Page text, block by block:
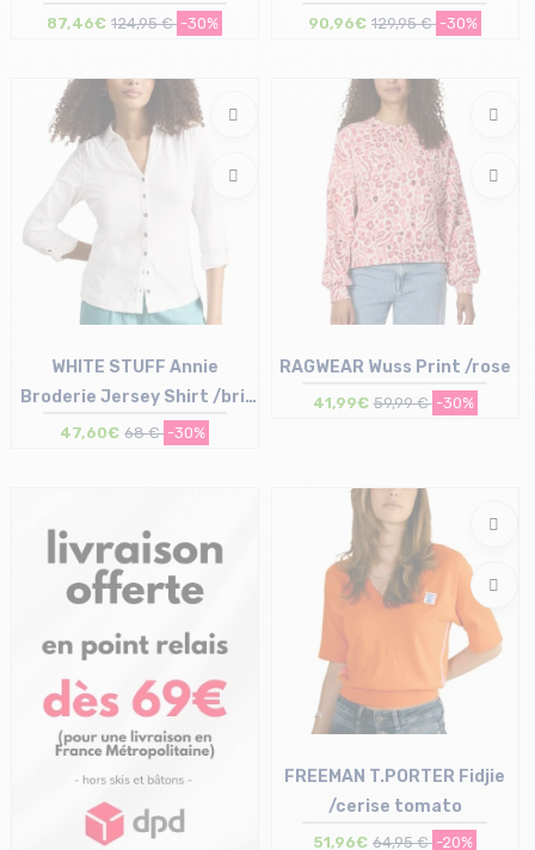
26 | 27 | 29 | 31
87,46€ 124,95 € -30%
25 | 26 | 27
90,96€ 129,95 € -30%
WHITE STUFF Annie
Broderie Jersey Shirt /bril
blanc
47,60€ 68 € -30%
M
RAGWEAR Wuss Print /rose
41,99€ 59,99 € -30%
FREEMAN T.PORTER Fidjie
/cerise tomato
51,96€ 64,95 € -20%